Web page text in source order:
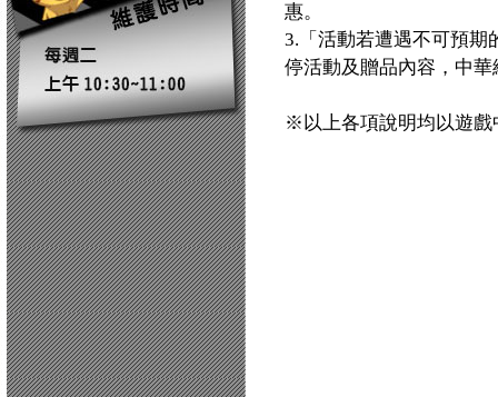
惠。
3.「活動若遭遇不可預期
停活動及贈品內容，中
※以上各項說明均以遊戲